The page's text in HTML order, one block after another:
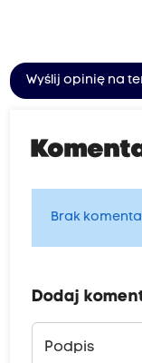
Wyślij opinię na
Brak
Dodaj
Podpis